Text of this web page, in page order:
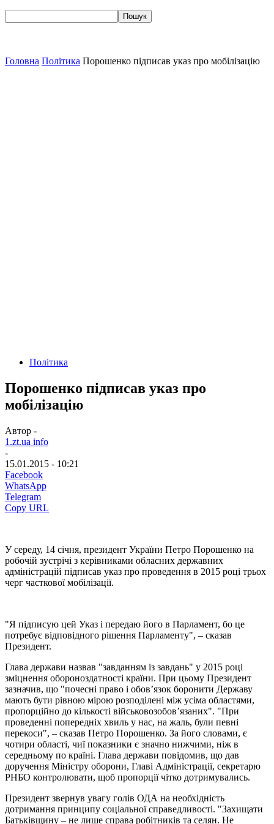
Головна Політика Порошенко підписав указ про мобілізацію
Політика
Порошенко підписав указ про
мобілізацію
Автор -
1.zt.ua info
-
15.01.2015 - 10:21
Facebook
WhatsApp
Telegram
Copy URL
У середу, 14 січня, президент України Петро Порошенко на
робочій зустрічі з керівниками обласних державних
адміністрацій підписав указ про проведення в 2015 році трьох
черг часткової мобілізації.
"Я підписую цей Указ і передаю його в Парламент, бо це
потребує відповідного рішення Парламенту", – сказав
Президент.
Глава держави назвав "завданням із завдань" у 2015 році
зміцнення обороноздатності країни. При цьому Президент
зазначив, що "почесні право і обов’язок боронити Державу
мають бути рівною мірою розподілені між усіма областями,
пропорційно до кількості військовозобов’язаних". "При
проведенні попередніх хвиль у нас, на жаль, були певні
перекоси", – сказав Петро Порошенко. За його словами, є
чотири області, чиї показники є значно нижчими, ніж в
середньому по країні. Глава держави повідомив, що дав
доручення Міністру оборони, Главі Адміністрації, секретарю
РНБО контролювати, щоб пропорції чітко дотримувались.
Президент звернув увагу голів ОДА на необхідність
дотримання принципу соціальної справедливості. "Захищати
Батьківщину – не лише справа робітників та селян. Не